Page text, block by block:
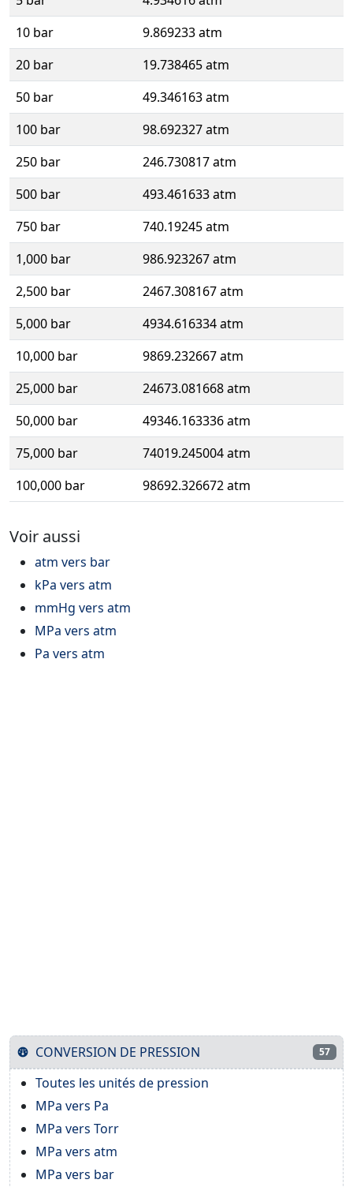
10 bar
9.869233 atm
20 bar
19.738465 atm
50 bar
49.346163 atm
100 bar
98.692327 atm
250 bar
246.730817 atm
500 bar
493.461633 atm
750 bar
740.19245 atm
1,000 bar
986.923267 atm
2,500 bar
2467.308167 atm
5,000 bar
4934.616334 atm
10,000 bar
9869.232667 atm
25,000 bar
24673.081668 atm
50,000 bar
49346.163336 atm
75,000 bar
74019.245004 atm
100,000 bar
98692.326672 atm
Voir aussi
atm vers bar
kPa vers atm
mmHg vers atm
MPa vers atm
Pa vers atm
CONVERSION DE PRESSION 57
Toutes les unités de pression
MPa vers Pa
MPa vers Torr
MPa vers atm
MPa vers bar